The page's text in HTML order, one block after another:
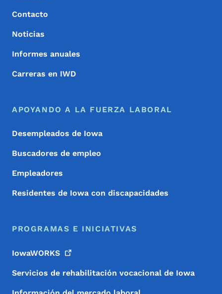
Contacto
Noticias
Informes anuales
Carreras en IWD
APOYANDO A LA FUERZA LABORAL
Desempleados de Iowa
Buscadores de empleo
Empleadores
Residentes de Iowa con discapacidades
PROGRAMAS E INICIATIVAS
IowaWORKS
Servicios de rehabilitación vocacional de Iowa